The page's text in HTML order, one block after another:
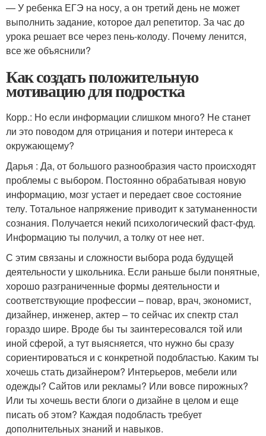
— У ребенка ЕГЭ на носу, а он третий день не может
выполнить задание, которое дал репетитор. За час до
урока решает все через пень-колоду. Почему ленится,
все же объяснили?
Как создать положительную
мотивацию для подростка
Корр.: Но если информации слишком много? Не станет
ли это поводом для отрицания и потери интереса к
окружающему?
Дарья : Да, от большого разнообразия часто происходят
проблемы с выбором. Постоянно обрабатывая новую
информацию, мозг устает и передает свое состояние
телу. Тотальное напряжение приводит к затуманенности
сознания. Получается некий психологический фаст-фуд.
Информацию ты получил, а толку от нее нет.
С этим связаны и сложности выбора рода будущей
деятельности у школьника. Если раньше были понятные,
хорошо разграниченные формы деятельности и
соответствующие профессии – повар, врач, экономист,
дизайнер, инженер, актер – то сейчас их спектр стал
гораздо шире. Вроде бы ты заинтересовался той или
иной сферой, а тут выясняется, что нужно бы сразу
сориентироваться и с конкретной подобластью. Каким ты
хочешь стать дизайнером? Интерьеров, мебели или
одежды? Сайтов или рекламы? Или вовсе пирожных?
Или ты хочешь вести блоги о дизайне в целом и еще
писать об этом? Каждая подобласть требует
дополнительных знаний и навыков.